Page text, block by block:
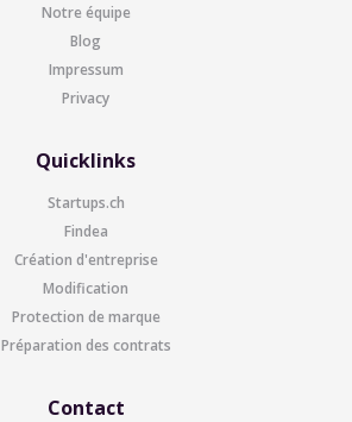
Notre équipe
Blog
Impressum
Privacy
Quicklinks
Startups.ch
Findea
Création d'entreprise
Modification
Protection de marque
Préparation des contrats
Contact